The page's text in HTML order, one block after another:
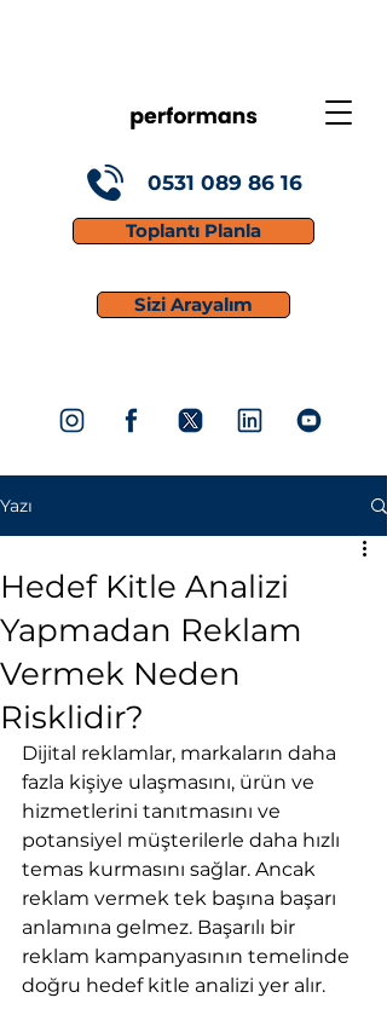
Toplantı Planla
Sizi Arayalım
0531 089 86 16
Yazı
Hedef Kitle Analizi
Yapmadan Reklam
Vermek Neden
Risklidir?
Dijital reklamlar, markaların daha
fazla kişiye ulaşmasını, ürün ve
hizmetlerini tanıtmasını ve
potansiyel müşterilerle daha hızlı
temas kurmasını sağlar. Ancak
reklam vermek tek başına başarı
anlamına gelmez. Başarılı bir
reklam kampanyasının temelinde
doğru hedef kitle analizi yer alır.